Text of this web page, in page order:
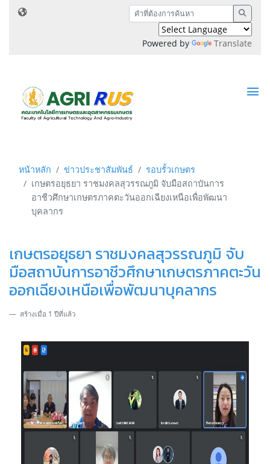
Powered by Translate
หน้าหลัก ข่าวประชาสัมพันธ์
รอบรั้วเกษตร
เกษตรอยุธยา ราชมงคลสุวรรณภูมิ จับมือสถาบันการ
อาชีวศึกษาเกษตรภาคตะวันออกเฉียงเหนือเพื่อพัฒนา
บุคลากร
เกษตรอยุธยา ราชมงคลสุวรรณภูมิ จับ
มือสถาบันการอาชีวศึกษาเกษตรภาคตะวัน
ออกเฉียงเหนือเพื่อพัฒนาบุคลากร
สร้างเมื่อ 1 ปีที่แล้ว